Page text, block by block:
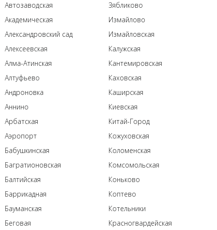
Автозаводская
Академическая
Александровский сад
Алексеевская
Алма-Атинская
Алтуфьево
Андроновка
Аннино
Арбатская
Аэропорт
Бабушкинская
Багратионовская
Балтийская
Баррикадная
Бауманская
Беговая
Зябликово
Измайлово
Измайловская
Калужская
Кантемировская
Каховская
Каширская
Киевская
Китай-Город
Кожуховская
Коломенская
Комсомольская
Коньково
Коптево
Котельники
Красногвардейская